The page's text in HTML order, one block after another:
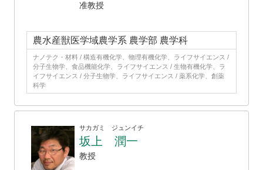
准教授
農水産獣医学域農学系 農学部 農学科
ナノテク・材料 / 構造有機化学、物理有機化学、ライフサイエンス /
分子生物学、食品機能化学、ライフサイエンス / 生物有機化学、ラ
イフサイエンス / 分子生物学、ライフサイエンス / 薬系化学、創薬
科学
サカガミ ジュンイチ
坂上 潤一
教授